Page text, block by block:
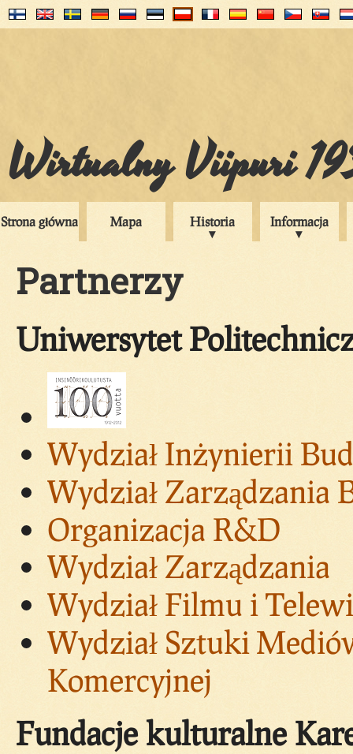
Wirtualny Viipuri
Strona główna Mapa Historia Informacja
Partnerzy
Uniwersytet
Wydział Inżynierii
Wydział Zarządzania
Organizacja R&D
Wydział Zarządzania
Wydział Filmu i
Wydział Sztuki
Komercyjnej
Fundacje kulturalne